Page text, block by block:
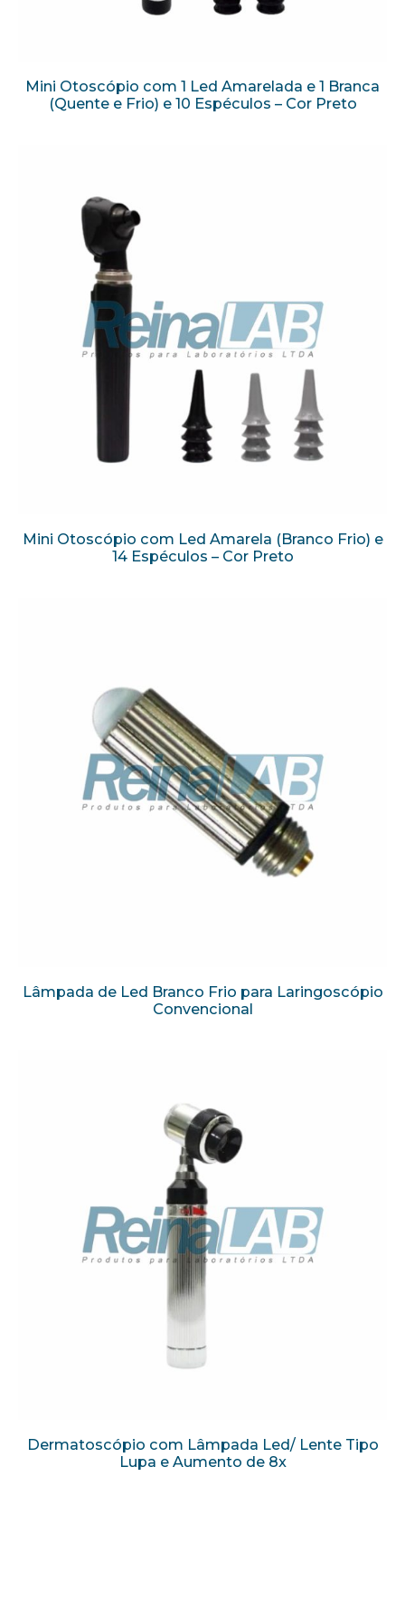
Mini Otoscópio com 1 Led Amarelada e 1 Branca
(Quente e Frio) e 10 Espéculos – Cor Preto
Mini Otoscópio com Led Amarela (Branco Frio) e
14 Espéculos – Cor Preto
Lâmpada de Led Branco Frio para Laringoscópio
Convencional
Dermatoscópio com Lâmpada Led/ Lente Tipo
Lupa e Aumento de 8x